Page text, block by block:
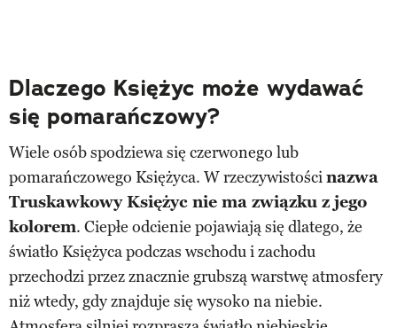
Dlaczego Księżyc może wydawać
się pomarańczowy?
Wiele osób spodziewa się czerwonego lub
pomarańczowego Księżyca. W rzeczywistościnazwa
Truskawkowy Księżyc nie ma związku z jego
kolorem. Ciepłe odcienie pojawiają się dlatego, że
światło Księżyca podczas wschodu i zachodu
przechodzi przez znacznie grubszą warstwę atmosfery
niż wtedy, gdy znajduje się wysoko na niebie.